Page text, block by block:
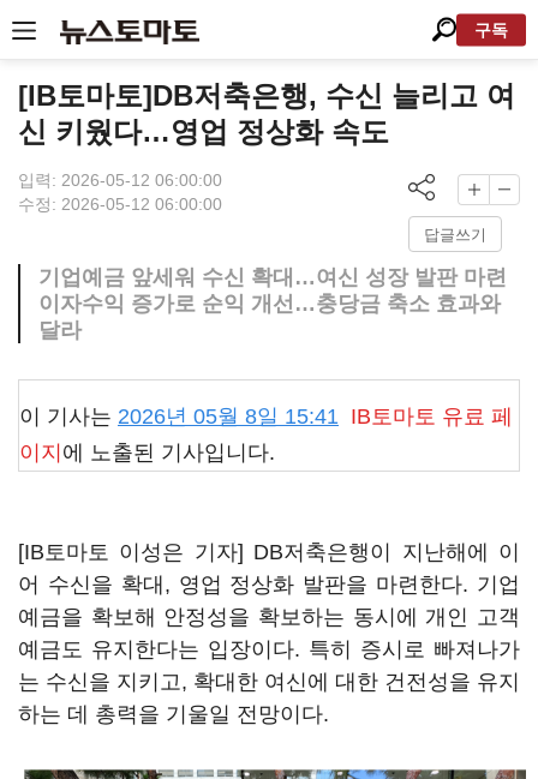
구독
[IB토마토]DB저축은행, 수신 늘리고 여
신 키웠다…영업 정상화 속도
입력: 2026-05-12 06:00:00
수정: 2026-05-12 06:00:00
답글쓰기
기업예금 앞세워 수신 확대…여신 성장 발판 마련
이자수익 증가로 순익 개선…충당금 축소 효과와
달라
이 기사는 2026년 05월 8일 15:41 IB토마토 유료 페
이지 에 노출된 기사입니다.
[IB토마토 이성은 기자] DB저축은행이 지난해에 이
어 수신을 확대, 영업 정상화 발판을 마련한다. 기업
예금을 확보해 안정성을 확보하는 동시에 개인 고객
예금도 유지한다는 입장이다. 특히 증시로 빠져나가
는 수신을 지키고, 확대한 여신에 대한 건전성을 유지
하는 데 총력을 기울일 전망이다.